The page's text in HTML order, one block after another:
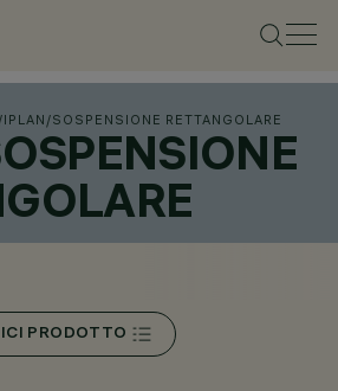
/IPLAN /SOSPENSIONE RETTANGOLARE
PRODOTTO